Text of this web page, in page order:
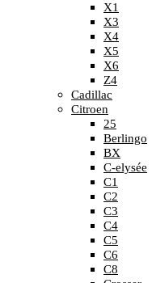
X1
X3
X4
X5
X6
Z4
Cadillac
Citroen
25
Berlingo
BX
C-elysée
C1
C2
C3
C4
C5
C6
C8